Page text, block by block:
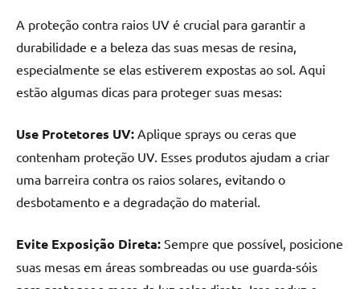
A proteção contra raios UV é crucial para garantir a
durabilidade e a beleza das suas mesas de resina,
especialmente se elas estiverem expostas ao sol. Aqui
estão algumas dicas para proteger suas mesas:
Use Protetores UV: Aplique sprays ou ceras que
contenham proteção UV. Esses produtos ajudam a criar
uma barreira contra os raios solares, evitando o
desbotamento e a degradação do material.
Evite Exposição Direta: Sempre que possível, posicione
suas mesas em áreas sombreadas ou use guarda-sóis